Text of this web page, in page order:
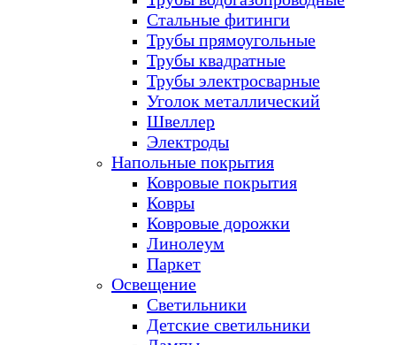
Стальные фитинги
Трубы прямоугольные
Трубы квадратные
Трубы электросварные
Уголок металлический
Швеллер
Электроды
Напольные покрытия
Ковровые покрытия
Ковры
Ковровые дорожки
Линолеум
Паркет
Освещение
Светильники
Детские светильники